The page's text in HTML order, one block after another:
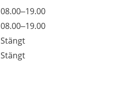
08.00–19.00
08.00–19.00
Stängt
Stängt